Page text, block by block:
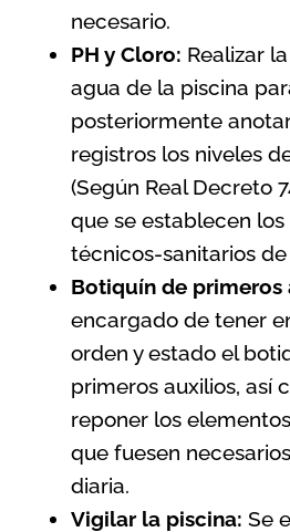
necesario.
PH y Cloro: Realizar
agua de la piscina
posteriormente
registros los niveles
(Según Real Decreto
que se establecen
técnicos-sanitarios
Botiquín de primeros
encargado de tener
orden y estado el
primeros auxilios, así
reponer los
que fuesen
diaria.
Vigilar la piscina: Se